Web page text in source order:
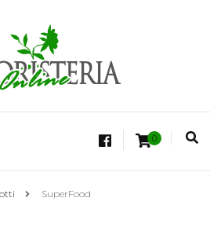
Shop
Tisane
Officinali, Tisane Terapeutiche Esclusive,
0
SuperFood